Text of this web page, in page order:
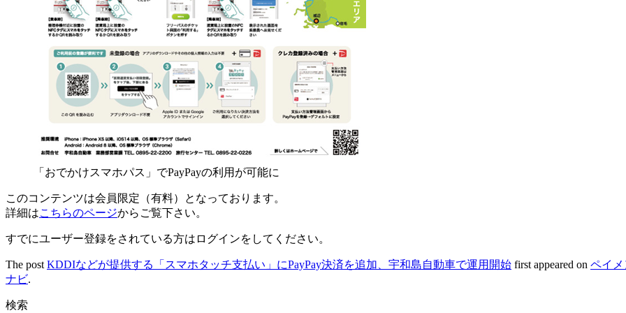
「おでかけスマホパス」でPayPayの利用が可能に
このコンテンツは会員限定（有料）となっております。
詳細はこちらのページからご覧下さい。
すでにユーザー登録をされている方は ログインをしてください。
The post KDDIなどが提供する「スマホタッチ支払い」にPayPay決済を追加、宇和島自動車で運用開始 first appeared on ペイ
ナビ.
検索